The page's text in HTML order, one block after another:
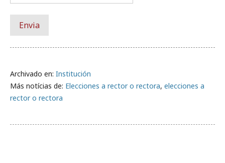
Archivado en: Institución
Más notícias de: Elecciones a rector o rectora, elecciones a
rector o rectora